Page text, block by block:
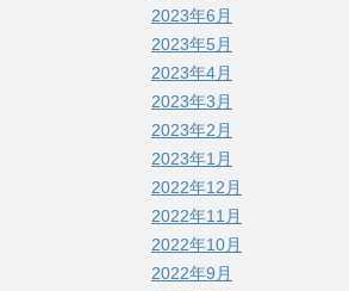
2023年6月
2023年5月
2023年4月
2023年3月
2023年2月
2023年1月
2022年12月
2022年11月
2022年10月
2022年9月